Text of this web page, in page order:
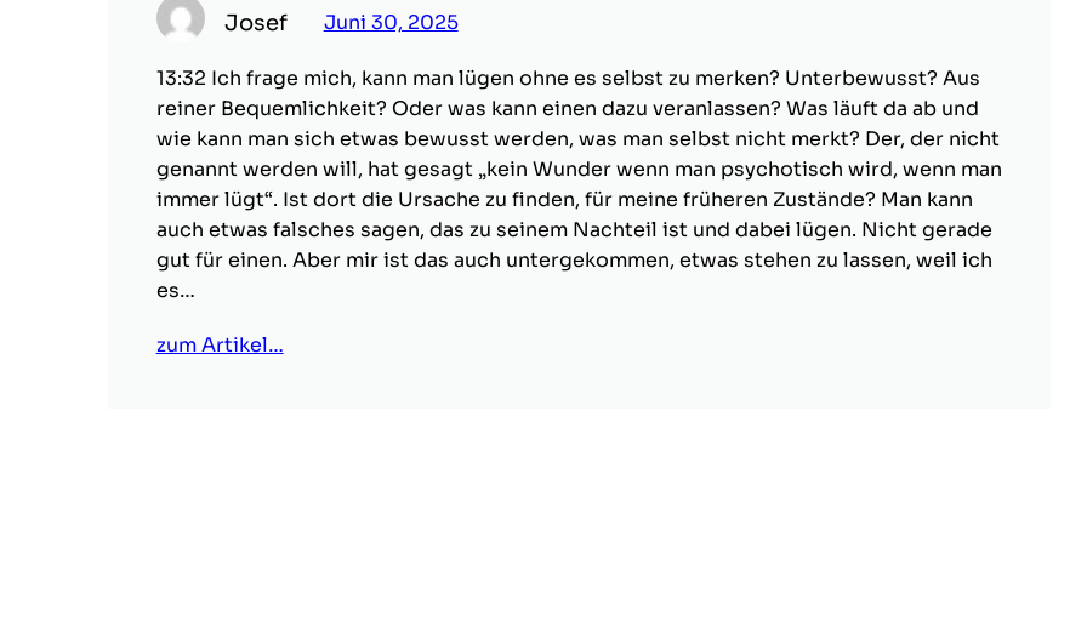
Josef Juni 30, 2025
13:32 Ich frage mich, kann man lügen ohne es selbst zu merken? Unterbewusst? Aus
reiner Bequemlichkeit? Oder was kann einen dazu veranlassen? Was läuft da ab und
wie kann man sich etwas bewusst werden, was man selbst nicht merkt? Der, der nicht
genannt werden will, hat gesagt „kein Wunder wenn man psychotisch wird, wenn man
immer lügt“. Ist dort die Ursache zu finden, für meine früheren Zustände? Man kann
auch etwas falsches sagen, das zu seinem Nachteil ist und dabei lügen. Nicht gerade
gut für einen. Aber mir ist das auch untergekommen, etwas stehen zu lassen, weil ich
es…
zum Artikel…